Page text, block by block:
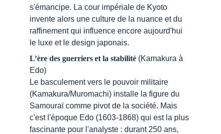
s'émancipe. La cour impériale de Kyoto
invente alors une culture de la nuance et du
raffinement qui influence encore aujourd'hui
le luxe et le design japonais.
L’ère des guerriers et la stabilité (Kamakura à
Edo)
Le basculement vers le pouvoir militaire
(Kamakura/Muromachi) installe la figure du
Samouraï comme pivot de la société. Mais
c'est l'époque Edo (1603-1868) qui est la plus
fascinante pour l'analyste : durant 250 ans,